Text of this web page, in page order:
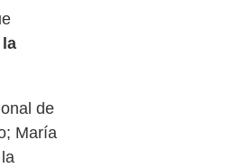
de
María